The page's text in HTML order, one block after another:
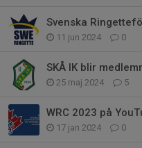
Svenska
11 jun 2024 0
SKÅ IK blir
25 maj 2024 5
WRC 2023 på
17 jan 2024 0